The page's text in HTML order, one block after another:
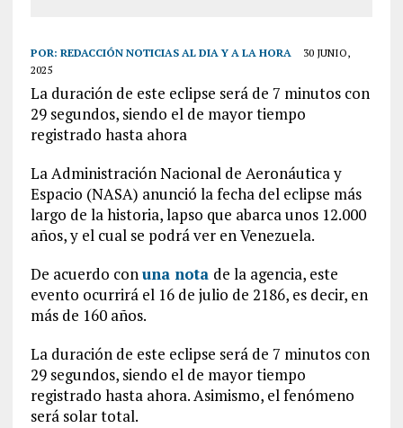
POR: REDACCIÓN NOTICIAS AL DIA Y A LA HORA
30 JUNIO,
2025
La duración de este eclipse será de 7 minutos con
29 segundos, siendo el de mayor tiempo
registrado hasta ahora
La Administración Nacional de Aeronáutica y
Espacio (NASA) anunció la fecha del eclipse más
largo de la historia, lapso que abarca unos 12.000
años, y el cual se podrá ver en Venezuela.
De acuerdo conuna nota de la agencia, este
evento ocurrirá el 16 de julio de 2186, es decir, en
más de 160 años.
La duración de este eclipse será de 7 minutos con
29 segundos, siendo el de mayor tiempo
registrado hasta ahora. Asimismo, el fenómeno
será solar total.